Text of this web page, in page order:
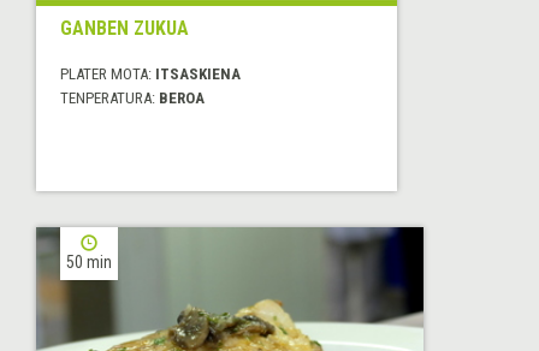
GANBEN ZUKUA
PLATER MOTA: ITSASKIENA
TENPERATURA: BEROA
50 min